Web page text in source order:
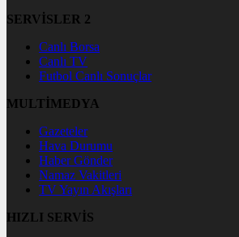
SERVİSLER 2
Canlı Borsa
Canlı TV
Futbol Canlı Sonuçlar
MULTİMEDYA
Gazeteler
Hava Durumu
Haber Gönder
Namaz Vakitleri
TV Yayın Akışları
HIZLI SERVİS